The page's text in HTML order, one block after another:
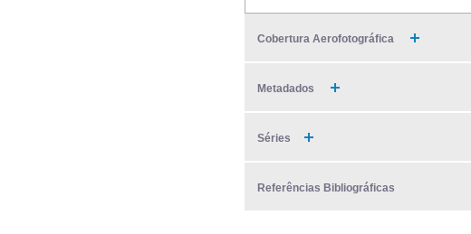
Cobertura Aerofotográfica
Metadados
Séries
Referências Bibliográficas